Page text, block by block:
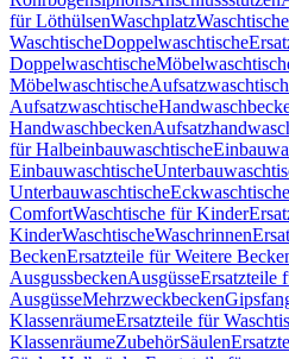
für LöthülsenWaschplatzWaschtische
WaschtischeDoppelwaschtische
Doppelwaschtische
Möbelwaschtische
Aufsatzwaschtische
Handwaschbecken
für Halbeinbauwaschtische
Einbauwaschtische
UnterbauwaschtischeEckwaschtische
ComfortWaschtische für Kinder
KinderWaschtischeWaschrinnen
BeckenErsatzteile für Weitere
AusgussbeckenAusgüsseErsatzteile
AusgüsseMehrzweckbecken
KlassenräumeErsatzteile für
KlassenräumeZubehörSäulen